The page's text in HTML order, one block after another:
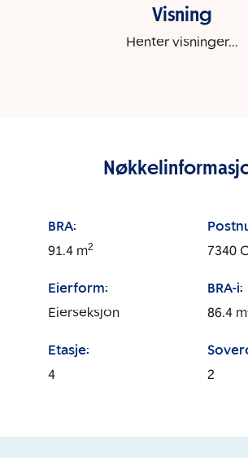
Visning
Henter visninger...
BRA:
91.4 m2
7340
Eierform:
Eierseksjon
BRA-i:
86.4 m
Etasje:
4
2